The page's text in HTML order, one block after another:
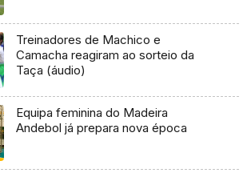
Treinadores de Machico e
Camacha reagiram ao sorteio da
Taça (áudio)
Equipa feminina do Madeira
Andebol já prepara nova época